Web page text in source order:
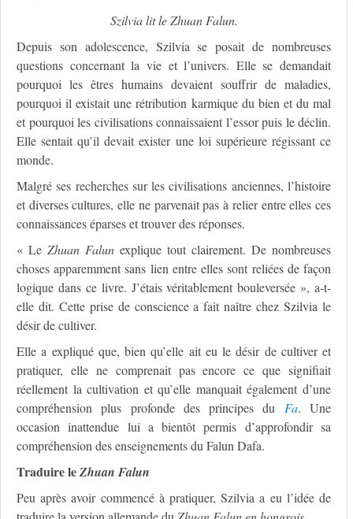
Szilvia lit leZhuan Falun.
Depuis son adolescence, Szilvia se posait de nombreuses
questions concernant la vie et l’univers. Elle se demandait
pourquoi les êtres humains devaient souffrir de maladies,
pourquoi il existait une rétribution karmique du bien et du mal
et pourquoi les civilisations connaissaient l’essor puis le déclin.
Elle sentait qu’il devait exister une loi supérieure régissant ce
monde.
Malgré ses recherches sur les civilisations anciennes, l’histoire
et diverses cultures, elle ne parvenait pas à relier entre elles ces
connaissances éparses et trouver des réponses.
« Le Zhuan Falun explique tout clairement. De nombreuses
choses apparemment sans lien entre elles sont reliées de façon
logique dans ce livre. J’étais véritablement bouleversée », a-t-
elle dit. Cette prise de conscience a fait naître chez Szilvia le
désir de cultiver.
Elle a expliqué que, bien qu’elle ait eu le désir de cultiver et
pratiquer, elle ne comprenait pas encore ce que signifiait
réellement la cultivation et qu’elle manquait également d’une
compréhension plus profonde des principes du Fa. Une
occasion inattendue lui a bientôt permis d’approfondir sa
compréhension des enseignements du Falun Dafa.
Traduire leZhuan Falun
Peu après avoir commencé à pratiquer, Szilvia a eu l’idée de